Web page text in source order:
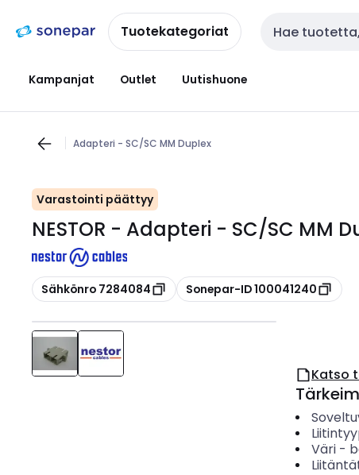
navigointiinsisältöönTuotekategoriat Haku
Kampanjat Outlet Uutishuone
Adapteri - SC/SC MM Duplex
Varastointi päättyy
NESTOR - Adapteri - SC/SC MM
Kopioi
Sähkönro 7284084 Kopioi
Sonepar-ID 100041240
Katso
Väri-